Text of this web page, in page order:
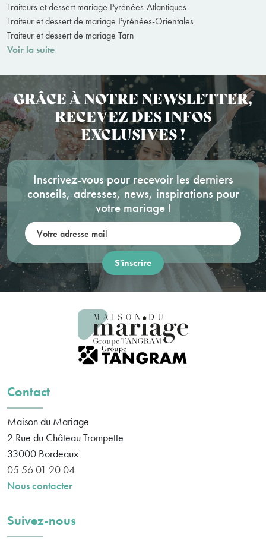
Traiteurs et dessert mariage Pyrénées-Atlantiques
Traiteur et dessert de mariage Pyrénées-Orientales
Traiteur et dessert de mariage Tarn
Voir la suite
GRÂCE À NOTRE NEWSLETTER,
RECEVEZ DES INFOS
EXCLUSIVES !
Inscrivez-vous pour recevoir les derniers
conseils, adresses, news, inspirations pour
votre mariage !
Contact
Maison du Mariage
2 Rue du Château Trompette
33000 Bordeaux
05 56 01 20 04
Nous contacter
Suivez-nous